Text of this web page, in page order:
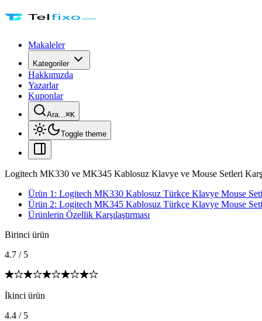
Makaleler
Kategoriler
Hakkımızda
Yazarlar
Kuponlar
Ara...⌘K
Toggle theme
Logitech MK330 ve MK345 Kablosuz Klavye ve Mouse Setleri
Ürün 1: Logitech MK330 Kablosuz Türkçe Klavye Mouse Seti
Ürün 2: Logitech MK345 Kablosuz Türkçe Klavye Mouse Seti
Ürünlerin Özellik Karşılaştırması
Birinci ürün
4.7 / 5
İkinci ürün
4.4 / 5